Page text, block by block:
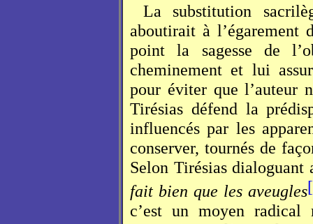
La substitution
aboutirait à l’égarement
point la sagesse de
cheminement et lui
pour éviter que l’auteur
Tirésias défend la
influencés par les
conserver, tournés de
Selon Tirésias
fait bien que les aveugles
c’est un moyen